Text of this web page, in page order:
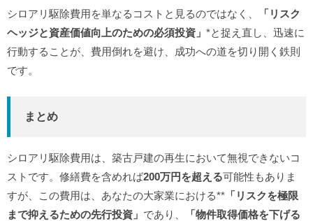
シロアリ駆除費用を単なるコストと見るのではなく、
「リスク
ヘッジと資産価値向上のための必須投資」 *と捉え直し、迅速に
行動することが、費用倒れを避け、成功への道を切り開く鉄則
です。
まとめ
シロアリ駆除費用は、築古戸建の再生において無視できないコ
ストです。修繕費を含めれば200万円を超える可能性もありま
すが、この費用は、あなたの大家業における** 「リスクを極限
まで抑えるための先行投資」 であり、
「物件取得価格を下げる